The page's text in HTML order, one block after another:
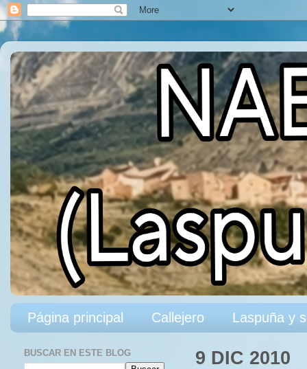
Página principal Callejero Laspuña y
9 DIC 2010
BUSCAR EN ESTE BLOG